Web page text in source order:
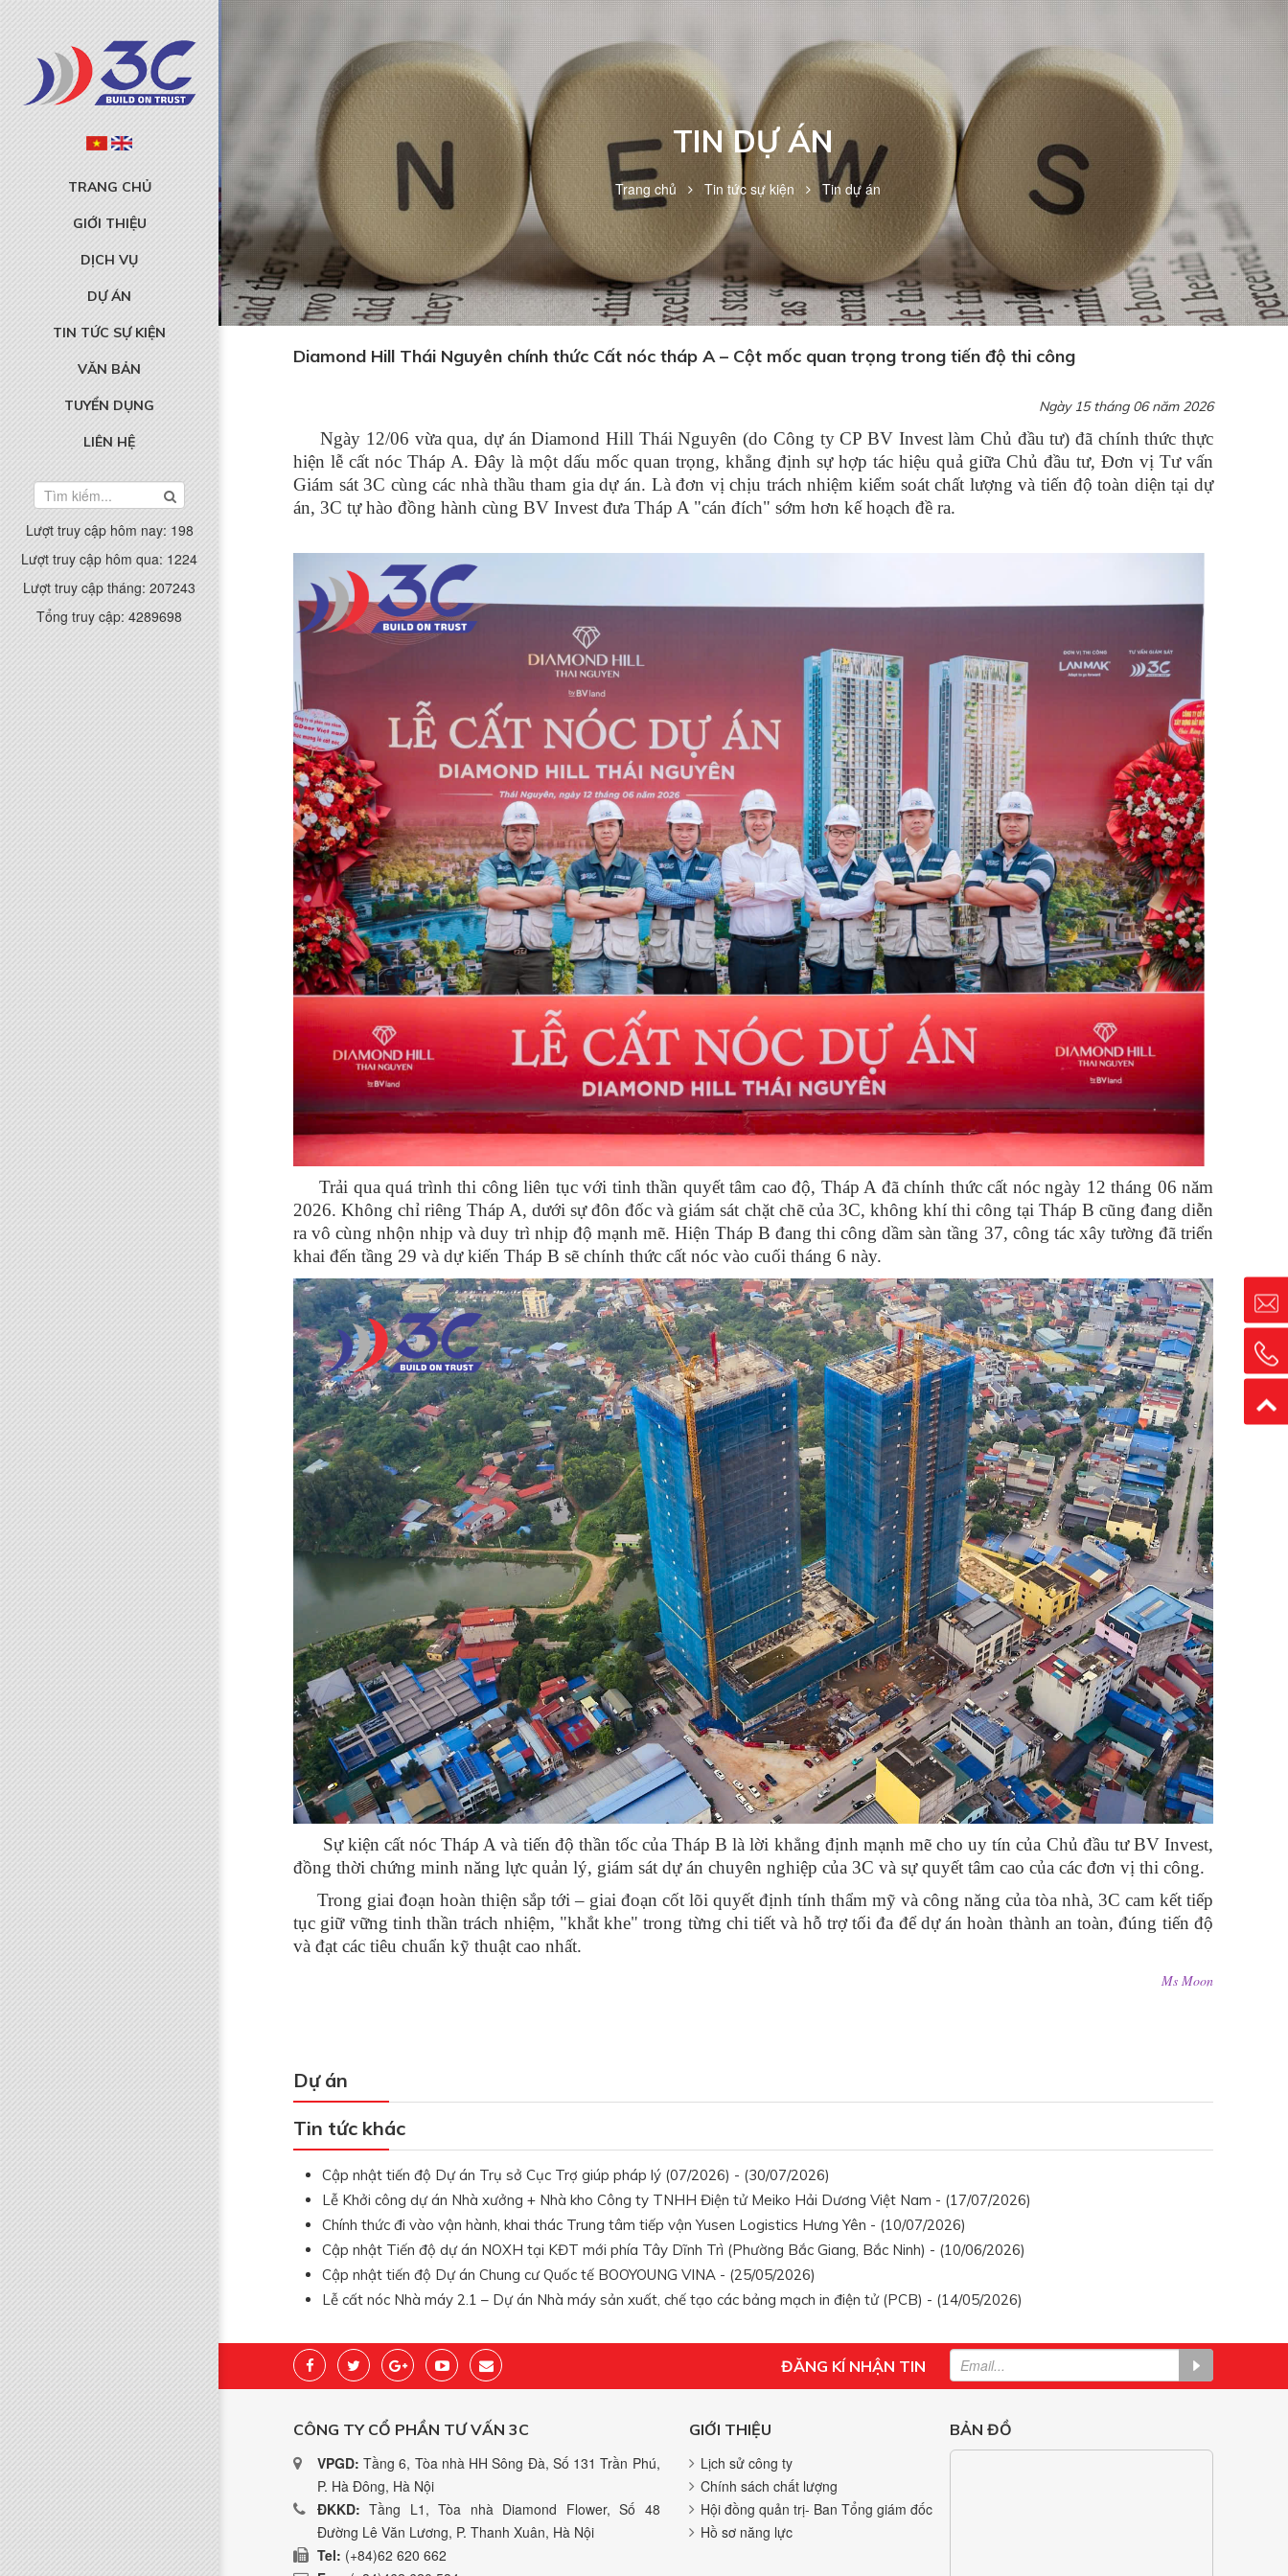
TRANG CHỦ
GIỚI THIỆU
DỊCH VỤ
DỰ ÁN
TIN TỨC SỰ KIỆN
VĂN BẢN
TUYỂN DỤNG
LIÊN HỆ
Lượt truy cập hôm nay: 198
Lượt truy cập hôm qua: 1224
Lượt truy cập tháng: 207243
Tổng truy cập: 4289698
TIN DỰ ÁN
Trang chủ Tin tức sự kiện Tin dự án
Diamond Hill Thái Nguyên chính thức Cất nóc tháp A – Cột mốc quan trọng trong tiến độ thi công
Ngày 15 tháng 06 năm 2026
Ngày 12/06 vừa qua, dự án Diamond Hill Thái Nguyên (do Công ty CP BV Invest làm Chủ đầu tư) đã chính thức thực
hiện lễ cất nóc Tháp A. Đây là một dấu mốc quan trọng, khẳng định sự hợp tác hiệu quả giữa Chủ đầu tư, Đơn vị Tư vấn
Giám sát 3C cùng các nhà thầu tham gia dự án. Là đơn vị chịu trách nhiệm kiểm soát chất lượng và tiến độ toàn diện tại dự
án, 3C tự hào đồng hành cùng BV Invest đưa Tháp A "cán đích" sớm hơn kế hoạch đề ra.
Trải qua quá trình thi công liên tục với tinh thần quyết tâm cao độ, Tháp A đã chính thức cất nóc ngày 12 tháng 06 năm
2026.Không chỉ riêng Tháp A, dưới sự đôn đốc và giám sát chặt chẽ của 3C, không khí thi công tại Tháp B cũng đang diễn
ra vô cùng nhộn nhịp và duy trì nhịp độ mạnh mẽ. Hiện Tháp B đang thi công dầm sàn tầng 37, công tác xây tường đã triển
khai đến tầng 29 và dự kiến Tháp B sẽ chính thức cất nóc vào cuối tháng 6 này.
Sự kiện cất nóc Tháp A và tiến độ thần tốc của Tháp B là lời khẳng định mạnh mẽ cho uy tín của Chủ đầu tư BV Invest,
đồng thời chứng minh năng lực quản lý, giám sát dự án chuyên nghiệp của 3C và sự quyết tâm cao của các đơn vị thi công.
Trong giai đoạn hoàn thiện sắp tới – giai đoạn cốt lõi quyết định tính thẩm mỹ và công năng của tòa nhà, 3C cam kết tiếp
tục giữ vững tinh thần trách nhiệm, "khắt khe" trong từng chi tiếtvà hỗ trợ tối đa để dự án hoàn thành an toàn, đúng tiến độ
và đạt các tiêu chuẩn kỹ thuật cao nhất.
Ms Moon
Dự án
Tin tức khác
Cập nhật tiến độ Dự án Trụ sở Cục Trợ giúp pháp lý (07/2026) - (30/07/2026)
Lễ Khởi công dự án Nhà xưởng + Nhà kho Công ty TNHH Điện tử Meiko Hải Dương Việt Nam - (17/07/2026)
Chính thức đi vào vận hành, khai thác Trung tâm tiếp vận Yusen Logistics Hưng Yên - (10/07/2026)
Cập nhật Tiến độ dự án NOXH tại KĐT mới phía Tây Dĩnh Trì (Phường Bắc Giang, Bắc Ninh) - (10/06/2026)
Cập nhật tiến độ Dự án Chung cư Quốc tế BOOYOUNG VINA - (25/05/2026)
Lễ cất nóc Nhà máy 2.1 – Dự án Nhà máy sản xuất, chế tạo các bảng mạch in điện tử (PCB) - (14/05/2026)
ĐĂNG KÍ NHẬN TIN
CÔNG TY CỔ PHẦN TƯ VẤN 3C
VPGD: Tầng 6, Tòa nhà HH Sông Đà, Số 131 Trần Phú,
P. Hà Đông, Hà Nội
ĐKKD: Tầng L1, Tòa nhà Diamond Flower, Số 48
Đường Lê Văn Lương, P. Thanh Xuân, Hà Nội
Tel: (+84)62 620 662
GIỚI THIỆU
Lịch sử công ty
Chính sách chất lượng
Hội đồng quản trị- Ban Tổng giám đốc
Hồ sơ năng lực
BẢN ĐỒ